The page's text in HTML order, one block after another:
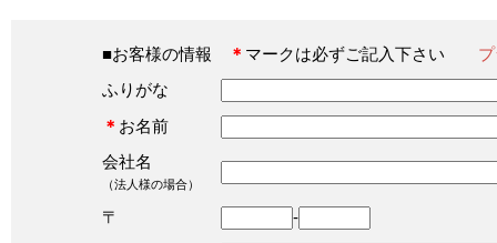
■お客様の情報 ＊ マークは必ずご記入下さい
ふりがな
＊ お名前
会社名
（法人様の場合）
〒
-